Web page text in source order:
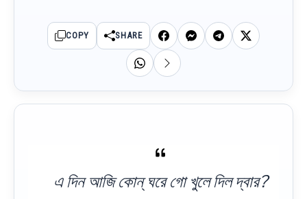
COPY SHARE
এ দিন আজি কোন্‌ ঘরে গো খুলে দিল দ্বার?